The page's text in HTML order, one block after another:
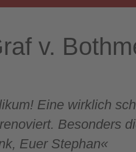
v.
Eine wirklich
Besonders
Euer Stephan«